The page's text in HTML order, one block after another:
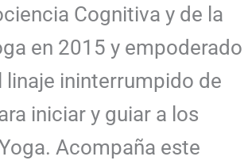
Cognitiva y de la
en 2015 y empoderado
linaje ininterrumpido de
iniciar y guiar a los
Acompaña este